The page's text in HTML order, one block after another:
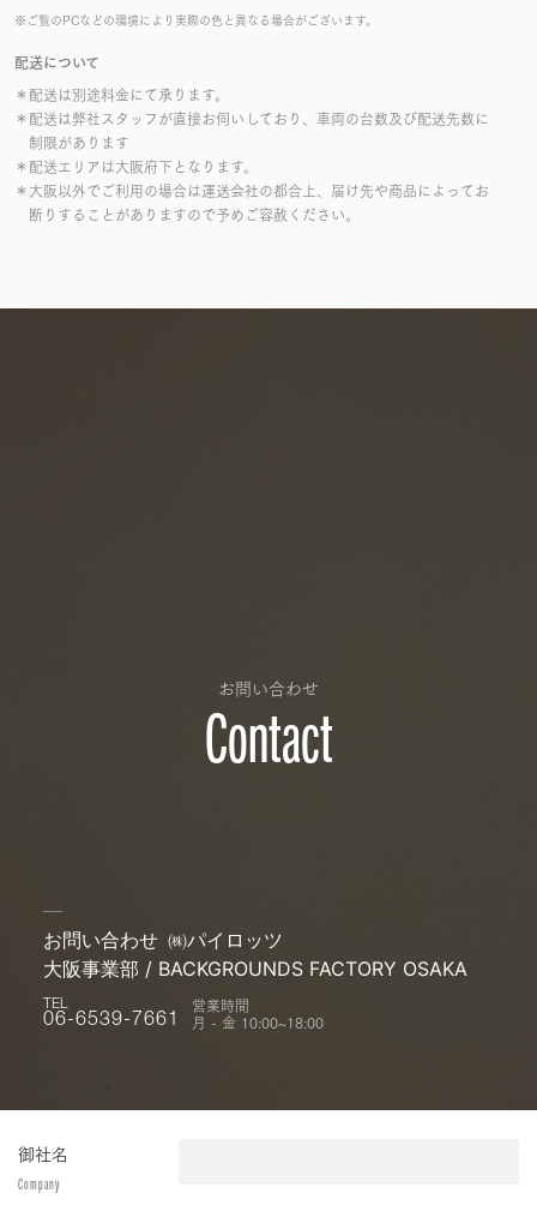
※ご覧のPCなどの環境により実際の色と異なる場合がございます。
配送について
＊配送は別途料金にて承ります。
＊配送は弊社スタッフが直接お伺いしており、車両の台数及び配送先数に
制限があります
＊配送エリアは大阪府下となります。
＊大阪以外でご利用の場合は運送会社の都合上、届け先や商品によってお
断りすることがありますので予めご容赦ください。
お問い合わせ
Contact
お問い合わせ ㈱パイロッツ
大阪事業部 / BACKGROUNDS FACTORY OSAKA
TEL
06-6539-7661
営業時間
月 - 金 10:00~18:00
御社名
Company